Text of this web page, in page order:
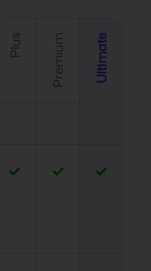
Plus Premium Ultimate